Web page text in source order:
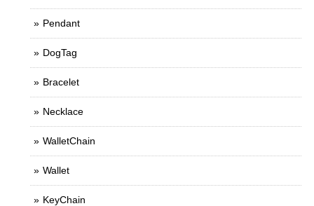
Pendant
DogTag
Bracelet
Necklace
WalletChain
Wallet
KeyChain